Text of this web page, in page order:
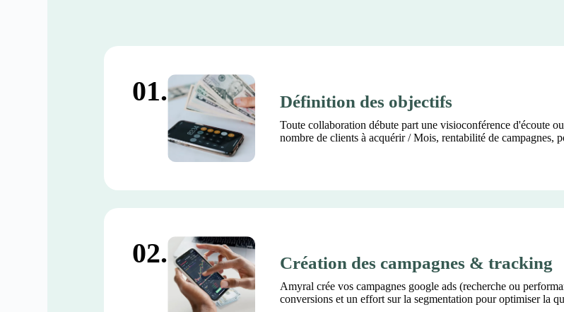
01. Définition des objectifs
Toute collaboration débute part une visioconférence d'écoute
nombre de clients à acquérir / Mois, rentabilité de campagnes,
02. Création des campagnes & tracking
Amyral crée vos campagnes google ads (recherche ou
conversions et un effort sur la segmentation pour optimiser la